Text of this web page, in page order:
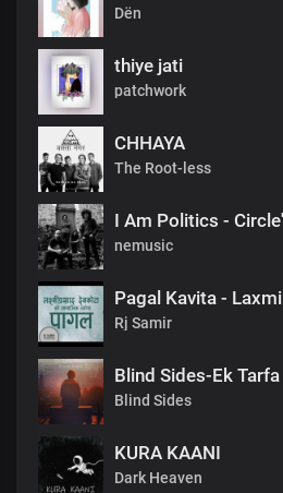
Dën
thiye jati
patchwork
CHHAYA
The Root-less
I Am Politics -
nemusic
Rj Samir
Blind Sides-Ek
Blind Sides
KURA KAANI
Dark Heaven